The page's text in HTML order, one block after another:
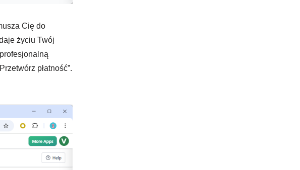
Cię do
życiu Twój
płatność”.